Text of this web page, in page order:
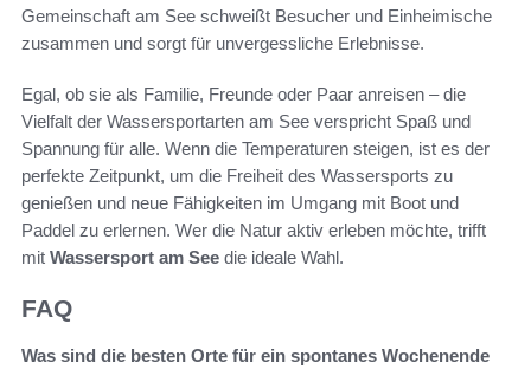
Gemeinschaft am See schweißt Besucher und Einheimische
zusammen und sorgt für unvergessliche Erlebnisse.
Egal, ob sie als Familie, Freunde oder Paar anreisen – die
Vielfalt der Wassersportarten am See verspricht Spaß und
Spannung für alle. Wenn die Temperaturen steigen, ist es der
perfekte Zeitpunkt, um die Freiheit des Wassersports zu
genießen und neue Fähigkeiten im Umgang mit Boot und
Paddel zu erlernen. Wer die Natur aktiv erleben möchte, trifft
mit Wassersport am See die ideale Wahl.
FAQ
Was sind die besten Orte für ein spontanes Wochenende